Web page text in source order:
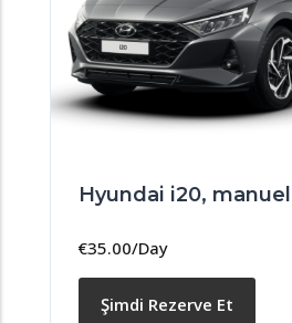
Hyundai i20, manuel
€35.00/Day
Şimdi Rezerve Et